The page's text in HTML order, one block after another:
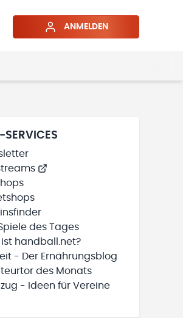
ANMELDEN
SERVICES
des Tages
ist handball.net?
- Der Ernährungsblog
des Monats
- Ideen für Vereine